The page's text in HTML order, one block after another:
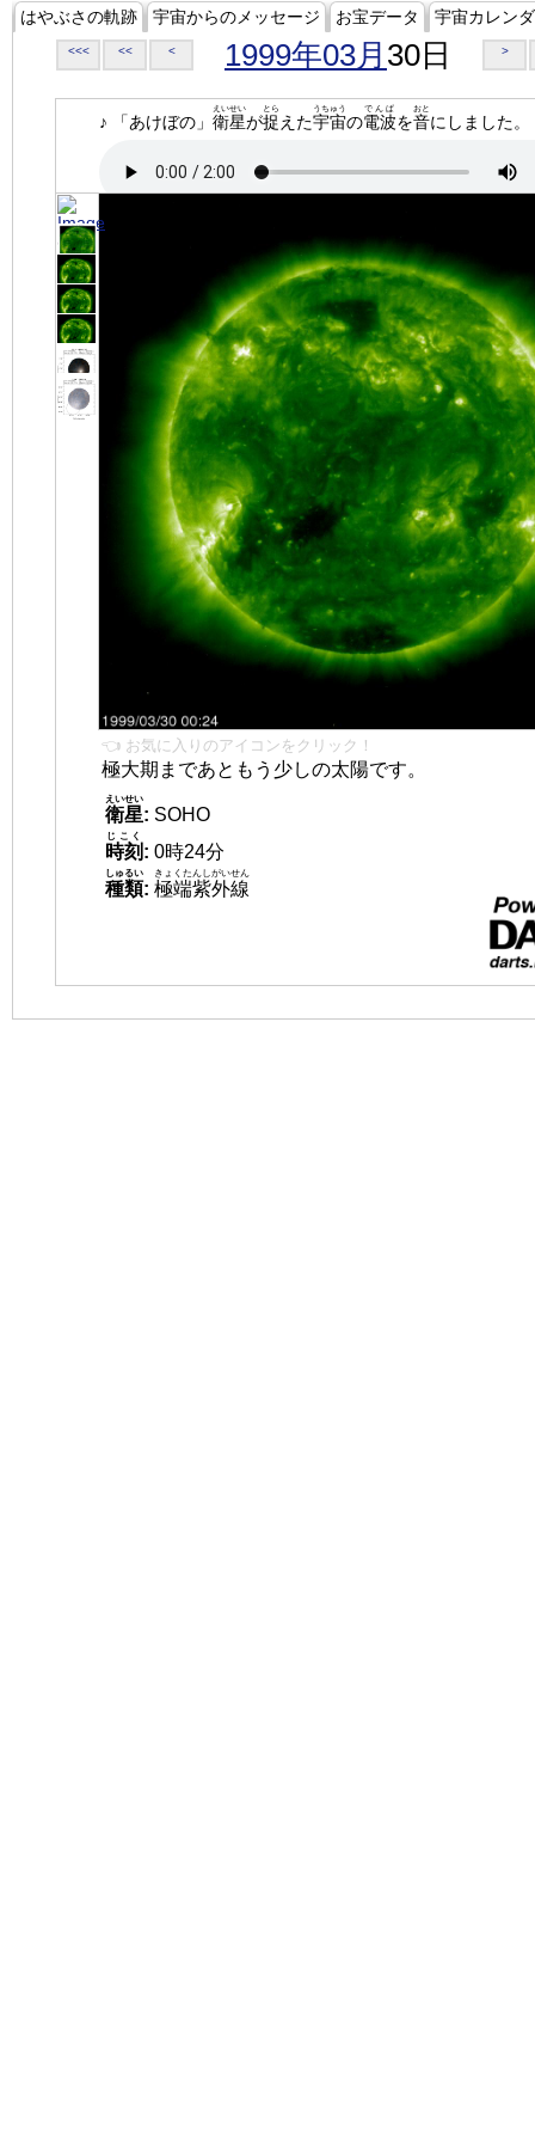
はやぶさの軌跡 宇宙からのメッセージ お宝データ 宇宙カレン
<<< << < 1999年03月 30日 >
♪ 「あけぼの」 衛星
えいせい
が捉
とら
えた宇宙
うちゅう
の電波
でんぱ
を音
おと
にしました。
👈 お気に入りのアイコンをクリック！
極大期まであともう少しの太陽です。
衛星
えいせい
: SOHO
時刻
じこく
: 0時24分
種類
しゅるい
: 極端紫外線
きょくたんしがいせん